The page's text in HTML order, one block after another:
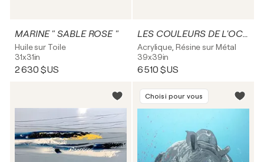
MARINE " SABLE ROSE "
Huile sur Toile
31x31in
2 630 $US
LES COULEURS DE L'OCEAN
Acrylique, Résine sur Métal
39x39in
6 510 $US
Choisi pour vous